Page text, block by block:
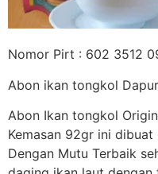
Nomor Pirt : 602 3512
Abon ikan tongkol
Abon Ikan tongkol
Kemasan 92gr ini
Dengan Mutu Terbaik